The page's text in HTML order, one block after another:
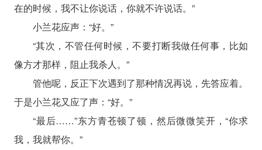
在的时候，我不让你说话，你就不许说话。”
小兰花应声：“好。”
“其次，不管任何时候，不要打断我做任何事，比如
像方才那样，阻止我杀人。”
管他呢，反正下次遇到了那种情况再说，先答应着。
于是小兰花又应了声：“好。”
“最后……”东方青苍顿了顿，然后微微笑开，“你求
我，我就帮你。”